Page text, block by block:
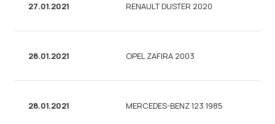
27.01.2021 RENAULT DUSTER 2020
28.01.2021 OPEL ZAFIRA 2003
28.01.2021 MERCEDES-BENZ 123 1985